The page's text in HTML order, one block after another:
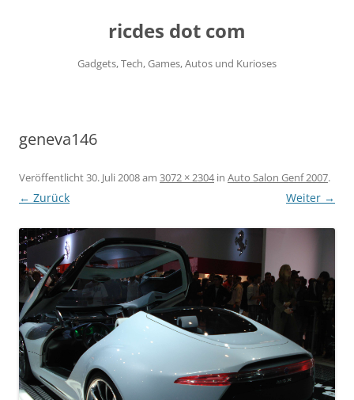
ricdes dot com
Gadgets, Tech, Games, Autos und Kurioses
geneva146
Veröffentlicht30. Juli 2008am 3072 × 2304in Auto Salon Genf 2007.
← Zurück Weiter →